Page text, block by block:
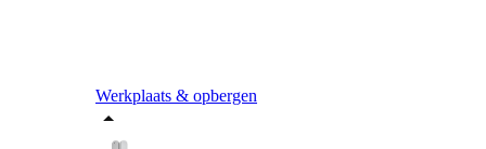
Werkplaats & opbergen